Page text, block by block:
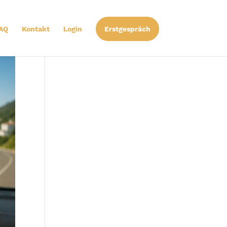
Kontakt Login Erstgespräch